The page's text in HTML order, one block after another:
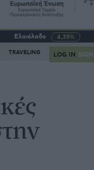
Ελαιόλαδο 4,39%
TRAVELING LOG IN